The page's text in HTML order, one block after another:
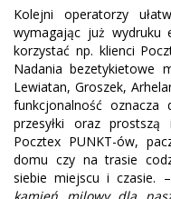
Kolejni operatorzy
wymagając już wydruku
korzystać np. klienci
Nadania bezetykietowe
Lewiatan, Groszek,
funkcjonalność oznacza
przesyłki oraz
Pocztex PUNKT-ów,
domu czy na trasie
siebie miejscu i czasie. –